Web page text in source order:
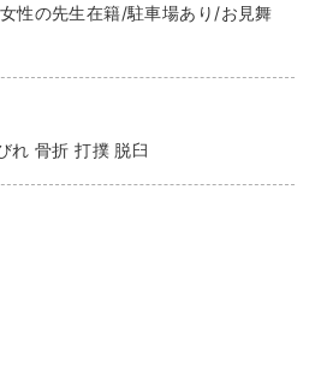
性の先生在籍/駐車場あり/お見舞
れ 骨折 打撲 脱臼